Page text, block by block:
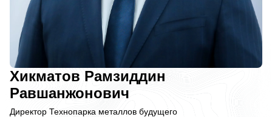
Хикматов Рамзиддин
Равшанжонович
Директор Технопарка металлов будущего